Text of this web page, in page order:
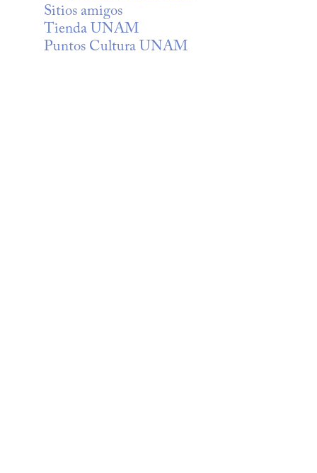
Sitios amigos
Tienda UNAM
Puntos Cultura UNAM